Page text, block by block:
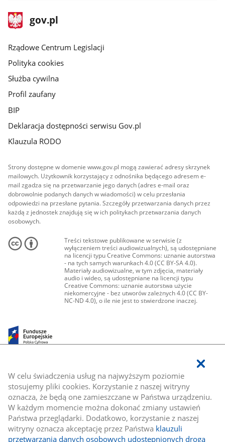
W celu świadczenia usług na najwyższym poziomie
stosujemy pliki cookies. Korzystanie z naszej witryny
oznacza, że będą one zamieszczane w Państwa urządzeniu.
W każdym momencie można dokonać zmiany ustawień
Państwa przeglądarki. Dodatkowo, korzystanie z naszej
witryny oznacza akceptację przez Państwa klauzuli
przetwarzania danych osobowych udostępnionych drogą
stopka
gov.plStrona
gov.pl
Rządowe Centrum Legislacji
Polityka cookies
Służba cywilna
Profil zaufany
BIP
Deklaracja dostępności serwisu Gov.pl
Klauzula RODO
Strony dostępne w domenie www.gov.pl mogą zawierać adresy skrzynek
mailowych. Użytkownik korzystający z odnośnika będącego adresem e-
mail zgadza się na przetwarzanie jego danych (adres e-mail oraz
dobrowolnie podanych danych w wiadomości) w celu przesłania
odpowiedzi na przesłane pytania. Szczegóły przetwarzania danych przez
każdą z jednostek znajdują się w ich politykach przetwarzania danych
osobowych.
Treści tekstowe publikowane w serwisie (z
wyłączeniem treści audiowizualnych), są udostępniane
na licencji typu Creative Commons: uznanie autorstwa
- na tych samych warunkach 4.0 (CC BY-SA 4.0).
Materiały audiowizualne, w tym zdjęcia, materiały
audio i wideo, są udostępniane na licencji typu
Creative Commons: uznanie autorstwa użycie
niekomercyjne - bez utworów zależnych 4.0 (CC BY-
NC-ND 4.0), o ile nie jest to stwierdzone inaczej.